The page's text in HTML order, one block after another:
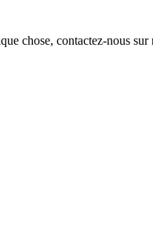
chose, contactez-nous